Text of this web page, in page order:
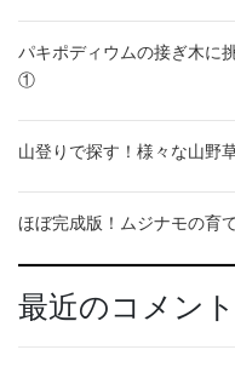
パキポディウムの接ぎ木に
①
山登りで探す！様々な山野
ほぼ完成版！ムジナモの育
最近のコメント